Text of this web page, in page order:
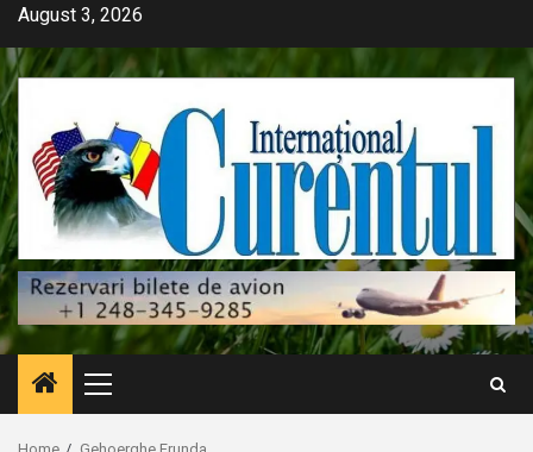
Skip
content
August 3, 2026
Primary
Menu